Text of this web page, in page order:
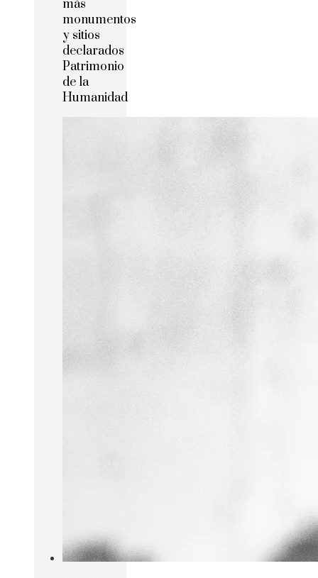
más
monumentos
y sitios
declarados
Patrimonio
de la
Humanidad